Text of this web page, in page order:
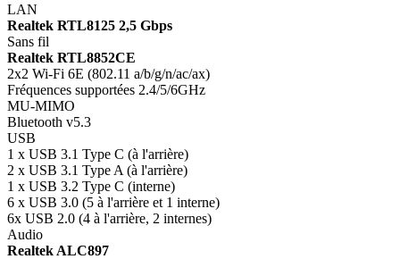
LAN
Realtek RTL8125 2,5 Gbps
Sans fil
Realtek RTL8852CE
2x2 Wi-Fi 6E (802.11 a/b/g/n/ac/ax)
Fréquences supportées 2.4/5/6GHz
MU-MIMO
Bluetooth v5.3
USB
1 x USB 3.1 Type C (à l'arrière)
2 x USB 3.1 Type A (à l'arrière)
1 x USB 3.2 Type C (interne)
6 x USB 3.0 (5 à l'arrière et 1 interne)
6x USB 2.0 (4 à l'arrière, 2 internes)
Audio
Realtek ALC897